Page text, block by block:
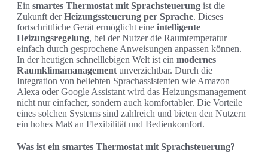
Ein smartes Thermostat mit Sprachsteuerung ist die
Zukunft derHeizungssteuerung per Sprache. Dieses
fortschrittliche Gerät ermöglicht eine intelligente
Heizungsregelung, bei der Nutzer die Raumtemperatur
einfach durch gesprochene Anweisungen anpassen können.
In der heutigen schnelllebigen Welt ist ein modernes
Raumklimamanagement unverzichtbar. Durch die
Integration von beliebten Sprachassistenten wie Amazon
Alexa oder Google Assistant wird das Heizungsmanagement
nicht nur einfacher, sondern auch komfortabler. Die Vorteile
eines solchen Systems sind zahlreich und bieten den Nutzern
ein hohes Maß an Flexibilität und Bedienkomfort.
Was ist ein smartes Thermostat mit Sprachsteuerung?